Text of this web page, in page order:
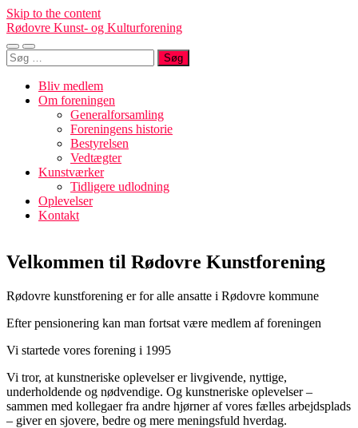
Skip to the content
Rødovre Kunst- og Kulturforening
Toggle
mobile
Toggle
search
Søg
efter:
Bliv medlem
Om foreningen
Generalforsamling
Foreningens historie
Bestyrelsen
Vedtægter
Kunstværker
Tidligere udlodning
Oplevelser
Kontakt
Velkommen til Rødovre Kunstforening
Rødovre kunstforening er for alle ansatte i Rødovre kommune
Efter pensionering kan man fortsat være medlem af foreningen
Vi startede vores forening i 1995
Vi tror, at kunstneriske oplevelser er livgivende, nyttige,
underholdende og nødvendige. Og kunstneriske oplevelser –
sammen med kollegaer fra andre hjørner af vores fælles arbejdsplads
– giver en sjovere, bedre og mere meningsfuld hverdag.